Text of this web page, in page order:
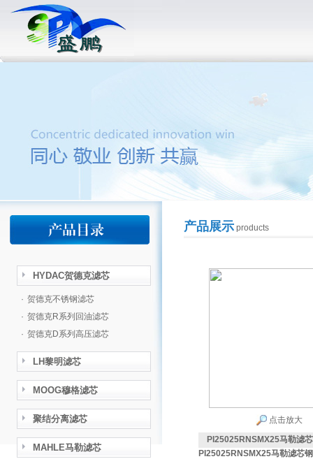
HYDAC贺德克滤芯
· 贺德克不锈钢滤芯
· 贺德克R系列回油滤芯
· 贺德克D系列高压滤芯
LH黎明滤芯
MOOG穆格滤芯
聚结分离滤芯
MAHLE马勒滤芯
产品展示products
点击放大
PI25025RNSMX25马勒滤
PI25025RNSMX25马勒滤芯